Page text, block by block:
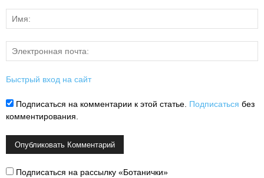
Быстрый вход на сайт
Подписаться на комментарии к этой статье. Подписаться без
комментирования.
Подписаться на рассылку «Ботанички»